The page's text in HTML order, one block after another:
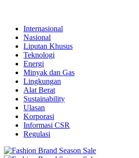
Internasional
Nasional
Liputan Khusus
Teknologi
Energi
Minyak dan Gas
Lingkungan
Alat Berat
Sustainability
Ulasan
Korporasi
Informasi CSR
Regulasi